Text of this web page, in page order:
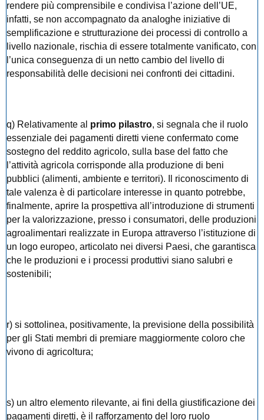
rendere più comprensibile e condivisa l’azione dell’UE,
infatti, se non accompagnato da analoghe iniziative di
semplificazione e strutturazione dei processi di controllo a
livello nazionale, rischia di essere totalmente vanificato, con
l’unica conseguenza di un netto cambio del livello di
responsabilità delle decisioni nei confronti dei cittadini.
q) Relativamente al primo pilastro, si segnala che il ruolo
essenziale dei pagamenti diretti viene confermato come
sostegno del reddito agricolo, sulla base del fatto che
l’attività agricola corrisponde alla produzione di beni
pubblici (alimenti, ambiente e territori). Il riconoscimento di
tale valenza è di particolare interesse in quanto potrebbe,
finalmente, aprire la prospettiva all’introduzione di strumenti
per la valorizzazione, presso i consumatori, delle produzioni
agroalimentari realizzate in Europa attraverso l’istituzione di
un logo europeo, articolato nei diversi Paesi, che garantisca
che le produzioni e i processi produttivi siano salubri e
sostenibili;
r) si sottolinea, positivamente, la previsione della possibilità
per gli Stati membri di premiare maggiormente coloro che
vivono di agricoltura;
s) un altro elemento rilevante, ai fini della giustificazione dei
pagamenti diretti, è il rafforzamento del loro ruolo